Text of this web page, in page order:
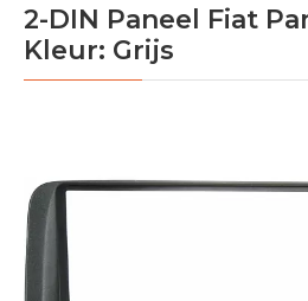
2-DIN Paneel Fiat
Kleur: Grijs